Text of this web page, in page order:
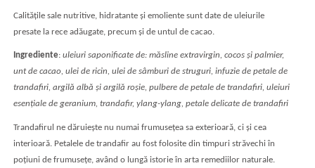
Calităţile sale nutritive, hidratante şi emoliente sunt date de uleiurile
presate la rece adăugate, precum şi de untul de cacao.
Ingrediente:uleiuri saponificate de: măsline extravirgin, cocos şi palmier,
unt de cacao, ulei de ricin, ulei de sâmburi de struguri, infuzie de petale de
trandafiri, argilă albă şi argilă roşie, pulbere de petale de trandafiri, uleiuri
esenţiale de geranium, trandafir, ylang-ylang, petale delicate de trandafiri
Trandafirul ne dăruieşte nu numai frumuseţea sa exterioară, ci şi cea
interioară. Petalele de trandafir au fost folosite din timpuri străvechi în
poţiuni de frumuseţe, având o lungă istorie în arta remediilor naturale.